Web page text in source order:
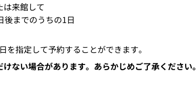
来館して
後までのうちの1日
指定して予約することができます。
ない場合があります。あらかじめご了承ください。